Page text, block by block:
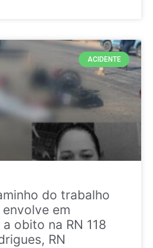
ACIDENTE
do trabalho
em
obito na RN 118
RN